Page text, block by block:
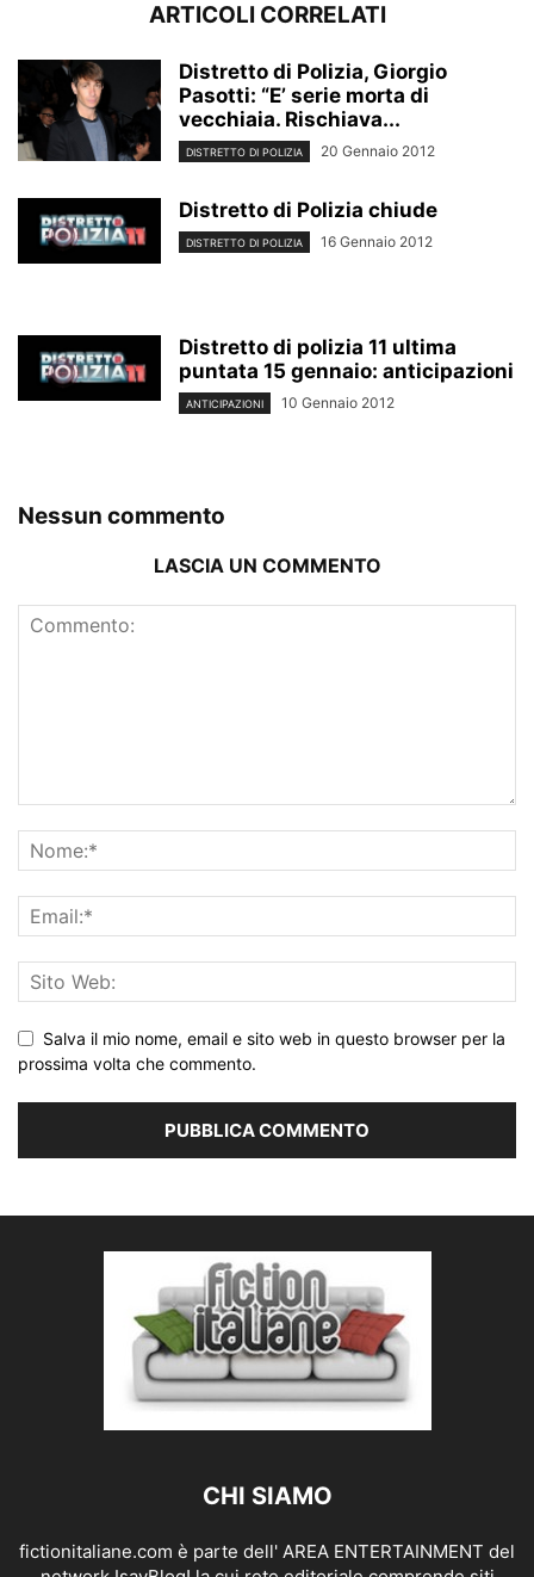
ARTICOLI CORRELATI
Distretto di Polizia, Giorgio
Pasotti: “E’ serie morta di
vecchiaia. Rischiava...
DISTRETTO DI POLIZIA 20 Gennaio 2012
Distretto di Polizia chiude
DISTRETTO DI POLIZIA 16 Gennaio 2012
Distretto di polizia 11 ultima
puntata 15 gennaio: anticipazioni
ANTICIPAZIONI 10 Gennaio 2012
Nessun commento
LASCIA UN COMMENTO
Salva il mio nome, email e sito web in questo browser per la
prossima volta che commento.
CHI SIAMO
fictionitaliane.com è parte dell' AREA ENTERTAINMENT del